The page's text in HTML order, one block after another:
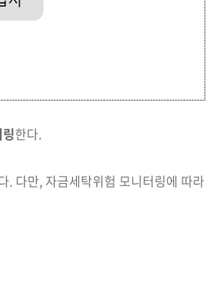
한다.
. 다만, 자금세탁위험 모니터링에 따라